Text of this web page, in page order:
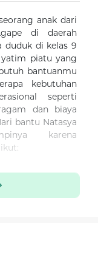
anak dari
di daerah
duduk di kelas 9
yatim piatu yang
bantuanmu
kebutuhan
seperti
dan biaya
bantu Natasya
karena
saja, bisa
(BRI, Mandiri,